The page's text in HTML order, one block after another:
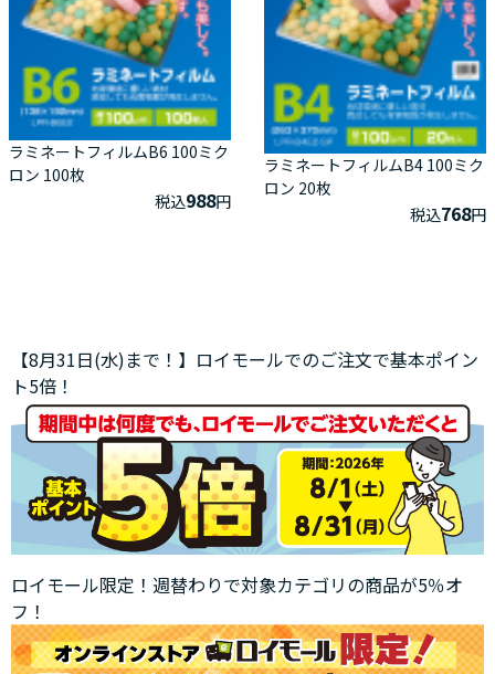
ラミネートフィルムB6 100ミク
ロン 100枚
税込988円
ラミネートフィルムB4 100ミク
ロン 20枚
税込768円
【8月31日(水)まで！】ロイモールでのご注文で基本ポイン
ト5倍！
ロイモール限定！週替わりで対象カテゴリの商品が5％オ
フ！